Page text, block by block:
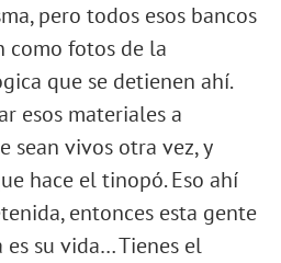
pero todos esos bancos
como fotos de la
que se detienen ahí.
esos materiales a
sean vivos otra vez, y
hace el tinopó. Eso ahí
entonces esta gente
es su vida… Tienes el